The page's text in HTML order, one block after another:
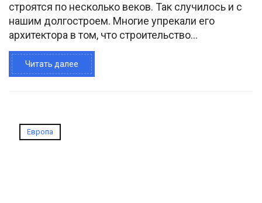
строятся по несколько веков. Так случилось и с
нашим долгостроем. Многие упрекали его
архитектора в том, что строительство...
Читать далее
Европа